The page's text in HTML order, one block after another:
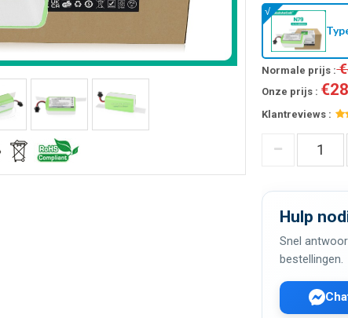
Normale prijs :
Onze prijs :
Klantreviews :
Hulp
Snel
bestellingen.